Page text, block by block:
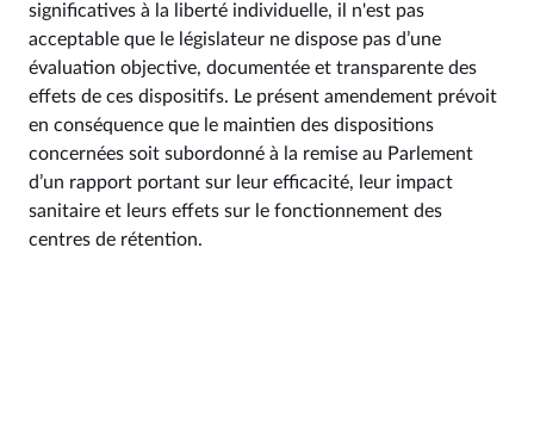
significatives à la liberté individuelle, il n'est pas
acceptable que le législateur ne dispose pas d’une
évaluation objective, documentée et transparente des
effets de ces dispositifs. Le présent amendement prévoit
en conséquence que le maintien des dispositions
concernées soit subordonné à la remise au Parlement
d’un rapport portant sur leur efficacité, leur impact
sanitaire et leurs effets sur le fonctionnement des
centres de rétention.